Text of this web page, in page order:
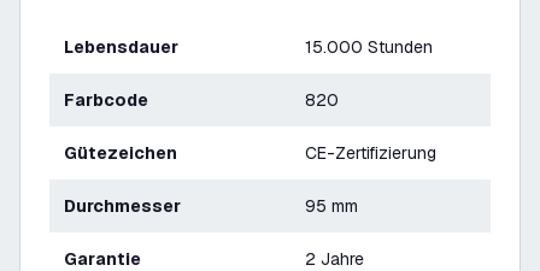
Lebensdauer 15.000 Stunden
Farbcode 820
Gütezeichen CE-Zertifizierung
Durchmesser 95 mm
Garantie 2 Jahre